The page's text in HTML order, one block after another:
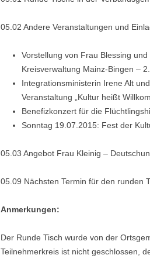
05.02 Andere Veranstaltungen und
Vorstellung von Frau Blessing
Kreisverwaltung Mainz-Bingen –
Integrationsministerin Irene Alt
Veranstaltung „Kultur heißt
Benefizkonzert für die
Sonntag 19.07.2015: Fest der
05.03 Angebot Frau Kleinig –
05.09 Nächsten Termin für den runden
Anmerkungen:
Der Runde Tisch wurde von der
Teilnehmerkreis ist nicht geschlossen,